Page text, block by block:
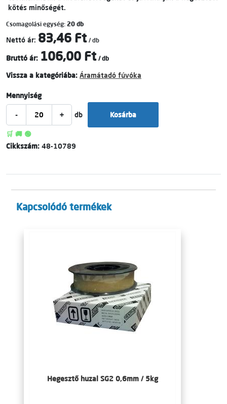
kötés minőségét.
Csomagolási egység: 20 db
Nettó ár: 83,46 Ft / db
Bruttó ár: 106,00 Ft / db
Vissza a kategóriába: Áramátadó fúvóka
Mennyiség
- + db Kosárba
🛒 🚚 🟢
Cikkszám: 48-10789
Kapcsolódó termékek
Hegesztő huzal SG2 0,6mm / 5kg